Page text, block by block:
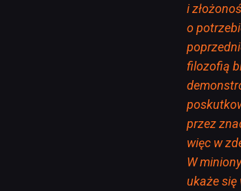
i
o
filozofią
przez
więc w
W
ukaże się